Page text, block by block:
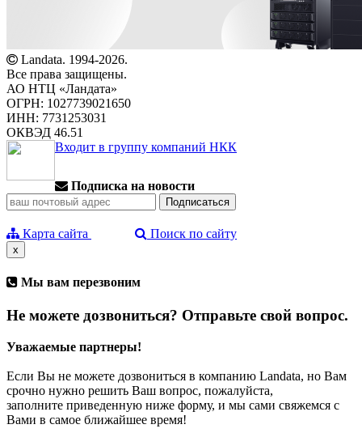
Landata. 1994-2026.
Все права защищены.
АО НТЦ «Ландата»
ОГРН: 1027739021650
ИНН: 7731253031
ОКВЭД 46.51
Входит в группу компаний НКК
Подписка на новости
Карта сайта Поиск по сайту
x
Мы вам перезвоним
Не можете дозвониться? Отправьте свой вопрос.
Уважаемые партнеры!
Если Вы не можете дозвониться в компанию Landata, но Вам
срочно нужно решить Ваш вопрос, пожалуйста,
заполните приведенную ниже форму, и мы сами свяжемся с
Вами в самое ближайшее время!